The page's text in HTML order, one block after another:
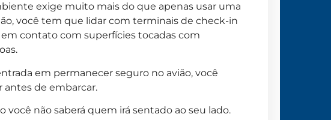
exige muito mais do que apenas usar uma
você tem que lidar com terminais de check-in
contato com superfícies tocadas com
em permanecer seguro no avião, você
antes de embarcar.
não saberá quem irá sentado ao seu lado.